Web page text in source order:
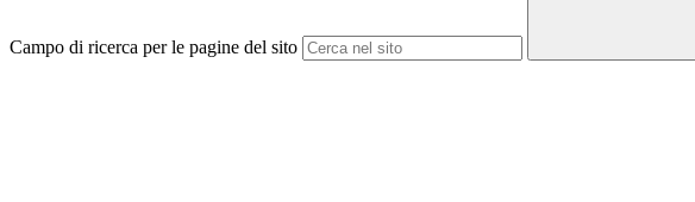
Campo di ricerca per le pagine del sito